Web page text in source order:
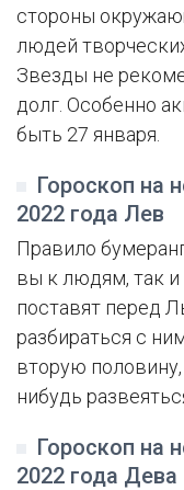
стороны
людей
Звезды не
долг. Особенно
быть 27 января.
Гороскоп на
2022 года Лев
Правило
вы к людям, так и
поставят перед
разбираться с
вторую
нибудь
Гороскоп на
2022 года Дева